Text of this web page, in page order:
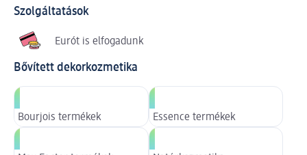
Szolgáltatások
Eurót is elfogadunk
Bővített dekorkozmetika
Bourjois termékek Essence termékek